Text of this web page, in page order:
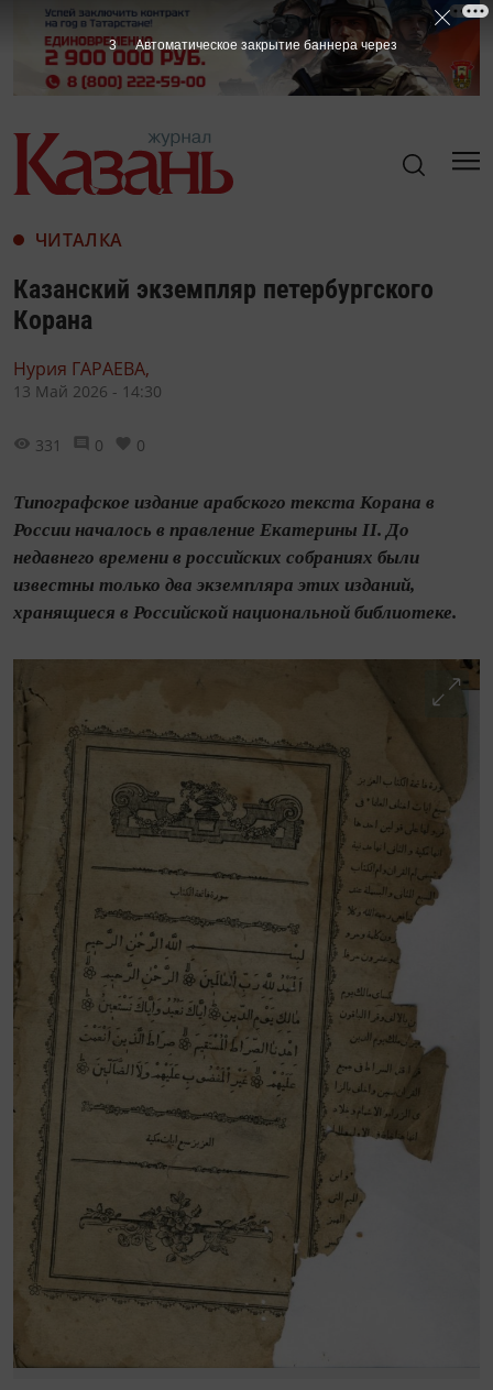
ЧИТАЛКА
Казанский экземпляр петербургского
Корана
Нурия ГАРАЕВА,
13 Май 2026 - 14:30
331 0 0
Типографское издание арабского текста Корана в
России началось в правление Екатерины II. До
недавнего времени в российских собраниях были
известны только два экземпляра этих изданий,
хранящиеся в Российской национальной библиотеке.
1 Автоматическое закрытие баннера через